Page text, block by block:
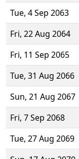
Tue, 4 Sep 2063
Fri, 22 Aug 2064
Fri, 11 Sep 2065
Tue, 31 Aug 2066
Sun, 21 Aug 2067
Fri, 7 Sep 2068
Tue, 27 Aug 2069